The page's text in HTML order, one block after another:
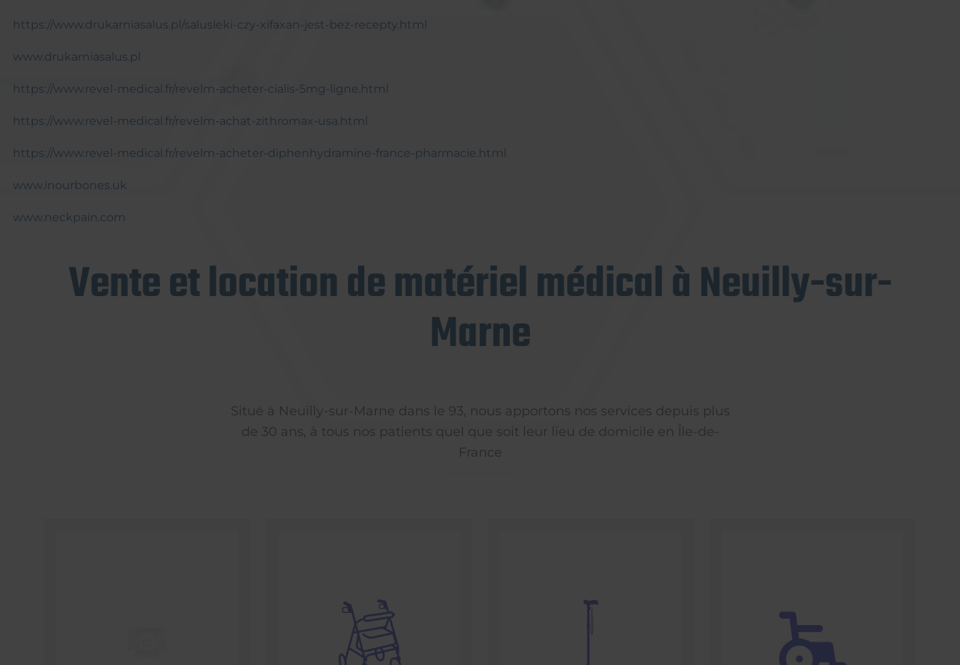
https://www.drukarniasalus.pl/salusleki-czy-xifaxan-jest-bez-recepty.html
www.drukarniasalus.pl
https://www.revel-medical.fr/revelm-acheter-cialis-5mg-ligne.html
https://www.revel-medical.fr/revelm-achat-zithromax-usa.html
https://www.revel-medical.fr/revelm-acheter-diphenhydramine-france-pharmacie.html
www.inourbones.uk
www.neckpain.com
Vente et location de matériel médical à Neuilly-sur-
Marne
Situé à Neuilly-sur-Marne dans le 93, nous apportons nos services depuis plus
de 30 ans, à tous nos patients quel que soit leur lieu de domicile en Île-de-
France